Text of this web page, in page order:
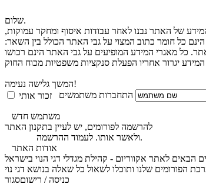
שלום.
של האתר נבנו לאחר עבודות איסוף ומחקר עמוקות,
כל חומר כתוב המצוי על גבי האתר הכולל בין השאר:
כל מאגרי המידע המופיעים על גבי האתר הינם רכושו
המשך גלישה נעימה!
התחברות משתמשים
זכור אותי
משתמש חדש
להרשמה לפורומים, יש לעיין בתקנון האתר
ולאשר אותו. לעמוד ההרשמה.
אודות האתר
כניסה / רישוםסגור